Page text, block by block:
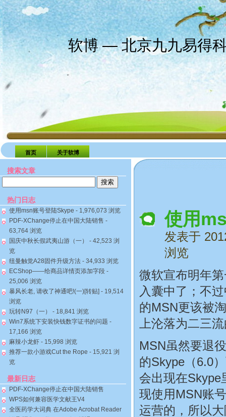
软博 — 北京九九易得
首页 关于软博
搜索文章
热门日志
使用msn账号登陆Skype - 1,976,073 浏览
PDF-XChange停止在中国大陆销售 -
63,764 浏览
国庆中秋长假武夷山游（一）
- 42,523 浏
览
纽曼触觉A28固件升级方法 - 34,933 浏览
ECShop——给商品详情页添加字段 -
25,006 浏览
暴风长老, 请收了神通吧!(一)[转贴] - 19,514
浏览
玩转N97（一）
- 18,841 浏览
Win7系统下安装快钱数字证书的问题 -
17,166 浏览
麻辣小龙虾 - 15,998 浏览
推荐一款小游戏Cut the Rope - 15,921 浏
览
最新日志
PDF-XChange停止在中国大陆销售
WPS如何兼容医学文献王V4
全医药学大词典 在Adobe Acrobat Reader
使用
发表于
浏览
微软宣布明年
入囊中了；不
的MSN更该被
上沦落为二三
MSN虽然要退
的Skype（6.0
会出现在Skype
现使用MSN账
运营的，所以